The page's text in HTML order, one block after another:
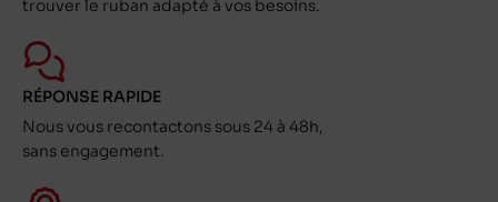
trouver le ruban adapté à vos besoins.
RÉPONSE RAPIDE
Nous vous recontactons sous 24 à 48h,
sans engagement.